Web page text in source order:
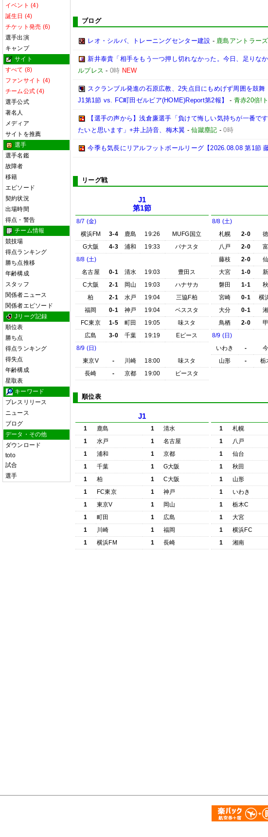
イベント (4)
誕生日 (4)
チケット発売 (6)
選手出演
キャンプ
サイト
すべて (8)
ファンサイト (4)
チーム公式 (4)
選手公式
著名人
メディア
サイトを推薦
選手
選手名鑑
故障者
移籍
エピソード
契約状況
出場時間
得点・警告
チーム情報
競技場
得点ランキング
勝ち点推移
年齢構成
スタッフ
関係者ニュース
関係者エピソード
Jリーグ記録
順位表
勝ち点
得点ランキング
得失点
年齢構成
星取表
キーワード
プレスリリース
ニュース
ブログ
データ・その他
ダウンロード
toto
試合
選手
ブログ
レオ・シルバ、トレーニングセンター建設 - 鹿島アントラー
新井泰貴「相手をもう一つ押し切れなかった。今日、足りな
ルプレス - 0時 NEW
スクランブル発進の石原広教、2失点目にもめげず周囲を鼓
J1第1節 vs. FC町田ゼルビア(HOME)Report第2報】
- 青赤20倍!
【選手の声から】浅倉廉選手「負けて悔しい気持ちが一番
たいと思います」+井上詩音、梅木翼 -仙蹴塵記 -0時
今季も気長にリアルフットボールリーグ【2026.08.08 第1節
リーグ戦
J1
第1節
8/7 (金)
横浜FM
3-4 鹿島 19:26
MUFG国立
G大阪
4-3 浦和 19:33
パナスタ
8/8 (土)
名古屋
0-1 清水 19:03
豊田ス
C大阪
2-1 岡山 19:03
ハナサカ
柏
2-1 水戸 19:04
三協F柏
福岡
0-1 神戸 19:04
ベススタ
FC東京
1-5 町田 19:05
味スタ
広島
3-0 千葉 19:19
Eピース
8/9 (日)
東京V
- 川崎 18:00
味スタ
長崎
- 京都 19:00 ピースタ
8/8 (土)
札幌
2-0
八戸
2-0
藤枝
2-0
大宮
1-0
磐田
1-1
宮崎
0-1 横
大分
0-1
鳥栖
2-0
8/9 (日)
いわき
-
山形
- 栃
順位表
J1
1 鹿島 1
清水
1
水戸 1
名古屋
1
浦和 1
京都
1
千葉 1
G大阪
1
柏 1
C大阪
1
FC東京 1
神戸
1
東京V 1
岡山
1
町田 1
広島
1
川崎 1
福岡
1
横浜FM 1 長崎
1 札幌
1
八戸
1
仙台
1
秋田
1
山形
1
いわき
1
栃木C
1
大宮
1
横浜FC
1
湘南